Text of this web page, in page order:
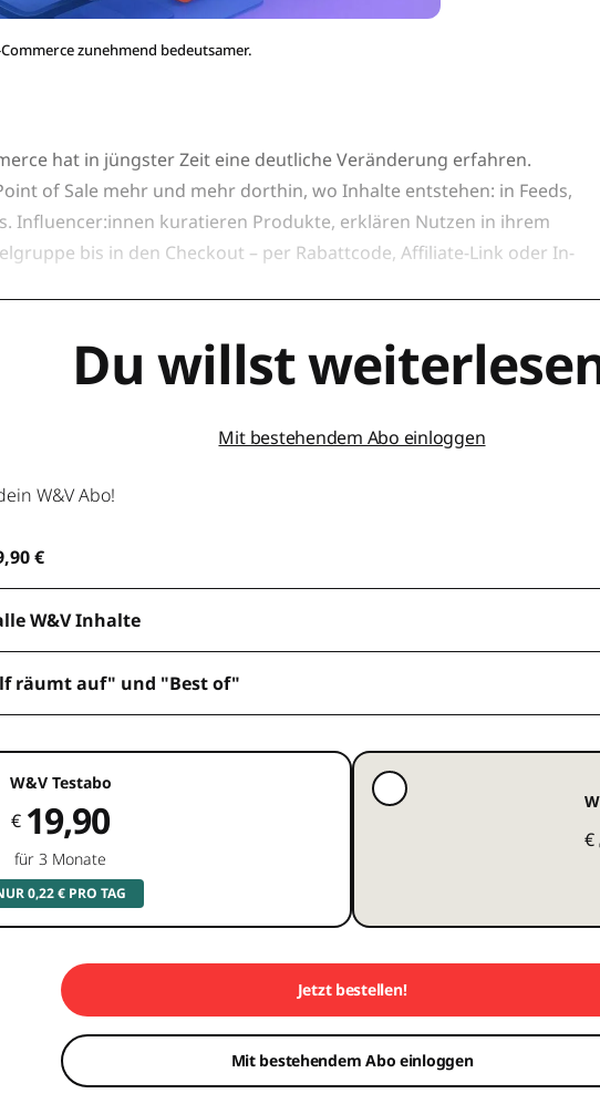
zunehmend bedeutsamer.
hat in jüngster Zeit eine deutliche Veränderung erfahren.
of Sale mehr und mehr dorthin, wo Inhalte entstehen: in Feeds,
Influencer:innen kuratieren Produkte, erklären Nutzen in ihrem
bis in den Checkout – per Rabattcode, Affiliate-Link oder In-
Du willst
Mit bestehendem Abo einloggen
W&V Abo!
€
W&V Inhalte
räumt auf" und "Best of"
W&V Testabo
€ 19,90
für 3 Monate
0,22 € PRO TAG
€
Jetzt bestellen!
Mit bestehendem Abo einloggen